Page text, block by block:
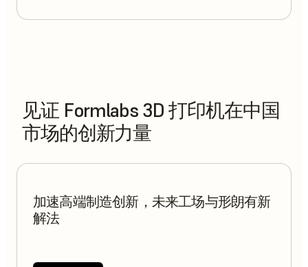
见证 Formlabs 3D 打印机在中国
市场的创新力量
加速高端制造创新，未来工场与形朗有新
解法